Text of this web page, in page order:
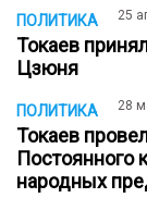
ПОЛИТИКА 25
Токаев
Цзюня
ПОЛИТИКА 28
Токаев
Постоянного
народных